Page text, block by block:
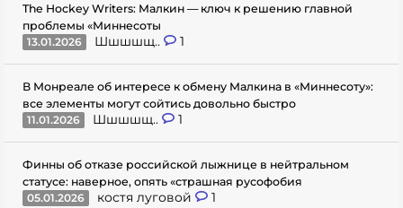
The Hockey Writers: Малкин — ключ к решению главной
проблемы «Миннесоты
13.01.2026
Шшшшщ.. 1
В Монреале об интересе к обмену Малкина в «Миннесоту»:
все элементы могут сойтись довольно быстро
11.01.2026
Шшшшщ.. 1
Финны об отказе российской лыжнице в нейтральном
статусе: наверное, опять «страшная русофобия
05.01.2026
костя луговой 1